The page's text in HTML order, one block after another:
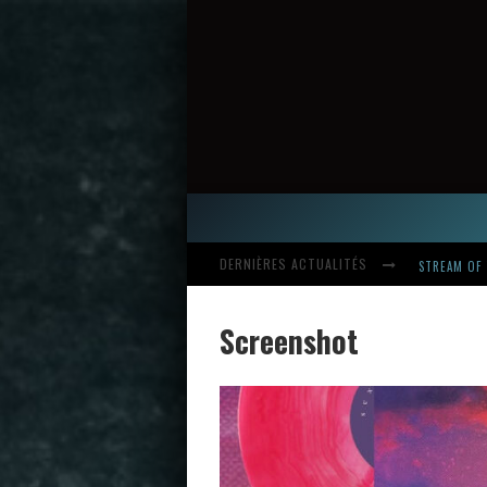
DERNIÈRES ACTUALITÉS
STREAM
Screenshot